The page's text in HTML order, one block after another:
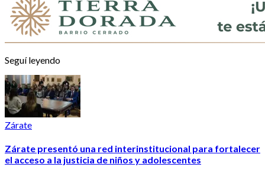
Seguí leyendo
Zárate
Zárate presentó una red interinstitucional para fortalecer
el acceso a la justicia de niños y adolescentes